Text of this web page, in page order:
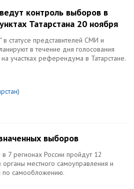
контроль выборов в
Татарстана 20 ноября
в статусе представителей СМИ и
в течение дня голосования
участках референдума в Татарстане.
выборов
7 регионах России пройдут 12
местного самоуправления и
самообложению.